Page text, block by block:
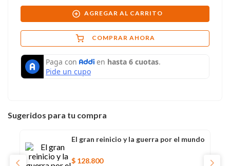
AGREGAR AL CARRITO
COMPRAR AHORA
Sugeridos para tu compra
El gran reinicio y la guerra por el mundo
$ 128.800